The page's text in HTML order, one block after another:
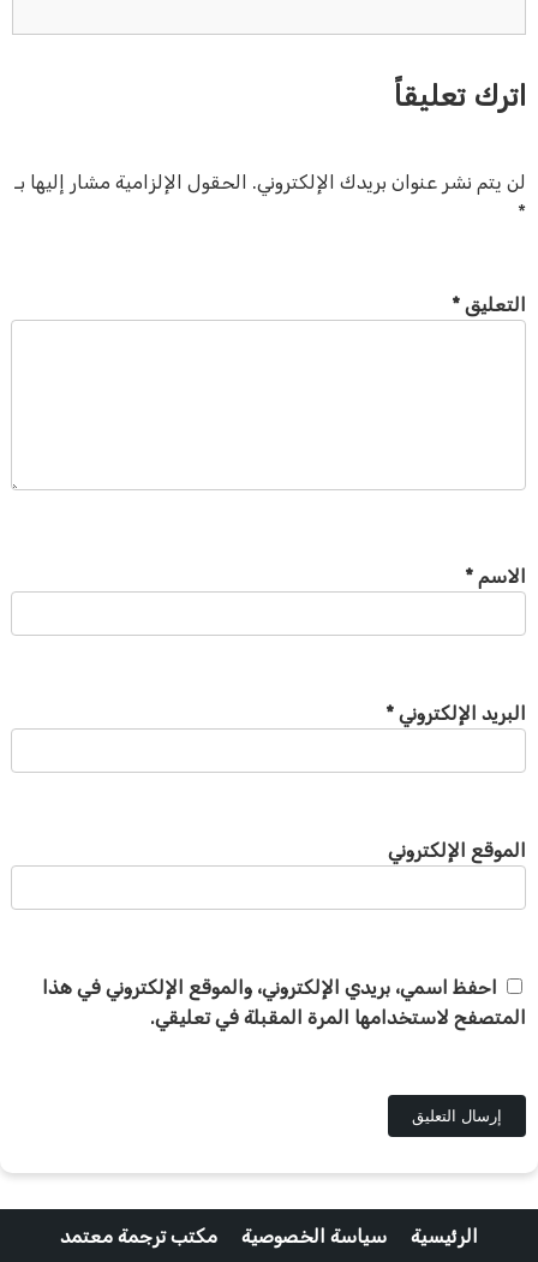
اترك تعليقاً
لن يتم نشر عنوان بريدك الإلكتروني. الحقول الإلزامية مشار إليها بـ
*
التعليق *
الاسم *
البريد الإلكتروني *
الموقع الإلكتروني
احفظ اسمي، بريدي الإلكتروني، والموقع الإلكتروني في هذا
المتصفح لاستخدامها المرة المقبلة في تعليقي.
الرئيسية سياسة الخصوصية مكتب ترجمة معتمد